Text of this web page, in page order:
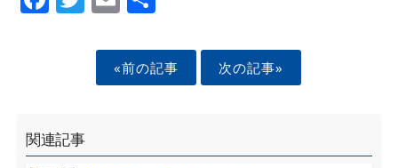
«前の記事 次の記事»
関連記事